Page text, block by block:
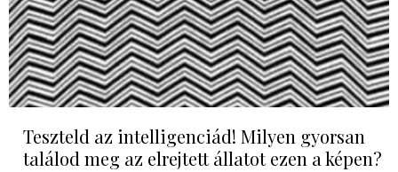
Teszteld az intelligenciád! Milyen gyorsan
találod meg az elrejtett állatot ezen a képen?